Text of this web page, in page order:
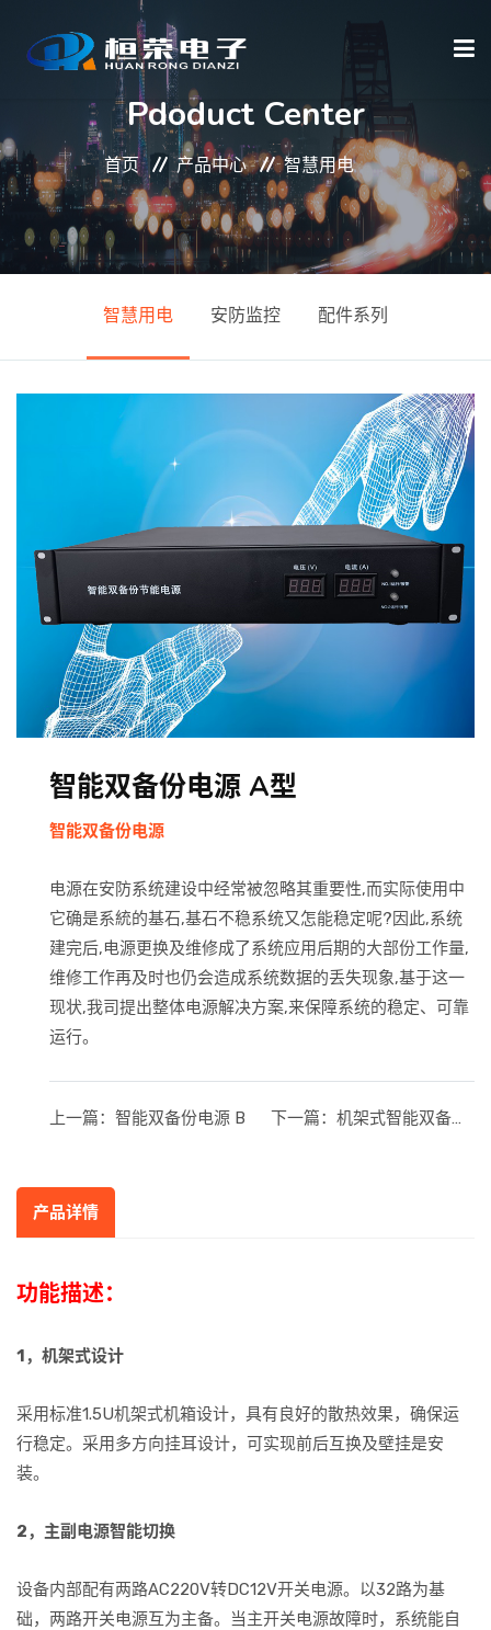
首页
关于我们
资质荣誉
技术支持
联系我们
Pdoduct Center
首页 产品中心 智慧用电
智慧用电 安防监控 配件系列
智能双备份电源 A型
智能双备份电源
电源在安防系统建设中经常被忽略其重要性,而实际使用中
它确是系統的基石,基石不稳系统又怎能稳定呢?因此,系统
建完后,电源更换及维修成了系统应用后期的大部份工作量,
维修工作再及时也仍会造成系统数据的丢失现象,基于这一
现状,我司提出整体电源解决方案,来保障系统的稳定、可靠
运行。
上一篇： 智能双备份电源 B 下一篇： 机架式智能双备份集成
产品详情
功能描述：
1，机架式设计
采用标准1.5U机架式机箱设计，具有良好的散热效果，确保运
行稳定。采用多方向挂耳设计，可实现前后互换及壁挂是安
装。
2，主副电源智能切换
设备内部配有两路AC220V转DC12V开关电源。以32路为基
础，两路开关电源互为主备。当主开关电源故障时，系统能自